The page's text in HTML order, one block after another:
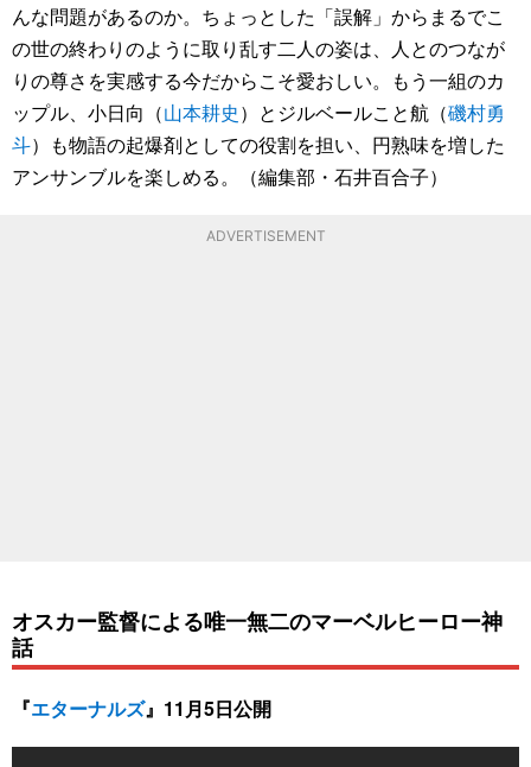
んな問題があるのか。ちょっとした「誤解」からまるでこ
の世の終わりのように取り乱す二人の姿は、人とのつなが
りの尊さを実感する今だからこそ愛おしい。もう一組のカ
ップル、小日向（山本耕史）とジルベールこと航（磯村勇
斗）も物語の起爆剤としての役割を担い、円熟味を増した
アンサンブルを楽しめる。（編集部・石井百合子）
ADVERTISEMENT
オスカー監督による唯一無二のマーベルヒーロー神
話
『エターナルズ』11月5日公開